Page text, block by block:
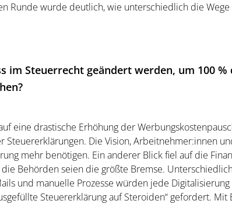
Runde wurde deutlich, wie unterschiedlich die
im Steuerrecht geändert werden, um 100
eine drastische Erhöhung der
Steuererklärungen. Die Vision, Arbeitnehmer:innen
mehr benötigen. Ein anderer Blick fiel auf die
Behörden seien die größte Bremse.
und manuelle Prozesse würden jede
Steuererklärung auf Steroiden“ gefordert.